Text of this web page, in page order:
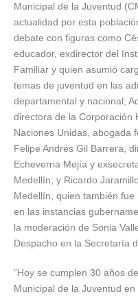
Municipal de la Juventud
actualidad por esta
debate con figuras como
educador, exdirector del
Familiar y quien asumió
temas de juventud en las
departamental y nacional;
directora de la Corporación
Naciones Unidas, abogada
Felipe Andrés Gil Barrera,
Echeverria Mejía y
Medellín; y Ricardo
Medellín, quien también
en las instancias
la moderación de Sonia
Despacho en la Secretaría
“Hoy se cumplen 30 años
Municipal de la Juventud